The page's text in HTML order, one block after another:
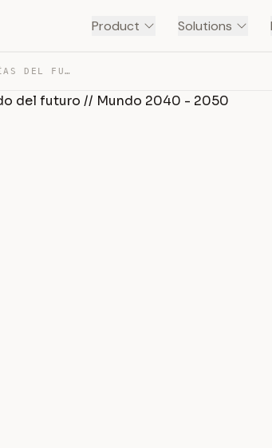
Product Solutions
MEGATENDENCIAS DE LAS TECNOLOGÍAS DEL FUTURO // ¿CÓMO S… — TRANSCRIPT
del futuro // Mundo 2040 - 2050